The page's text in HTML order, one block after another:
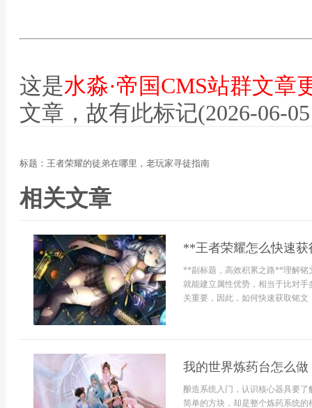
这是水淼·帝国CMS站群文章
文章，故有此标记(2026-06-
标题：王者荣耀的徒弟在哪里，老玩家寻徒指南
相关文章
**王者荣耀怎么快速
**副标题，高效积累之路**理解铭
就能建立属性优势，相当于比对
关重要，因此，如何快速获取铭
我的世界炼药台怎么
酿造系统入门，认识核心器具要
简单的方块，却是整个炼药系统